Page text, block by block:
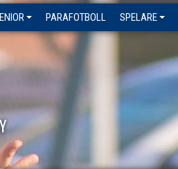
PARAFOTBOLL SPELARE